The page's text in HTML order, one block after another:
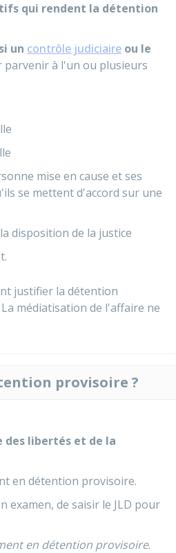
qui rendent la détention
un contrôle judiciaire ou le
parvenir à l'un ou plusieurs
mise en cause et ses
se mettent d'accord sur une
disposition de la justice
justifier la détention
La médiatisation de l'affaire ne
provisoire ?
des libertés et de la
en détention provisoire.
examen, de saisir le JLD pour
en détention provisoire.